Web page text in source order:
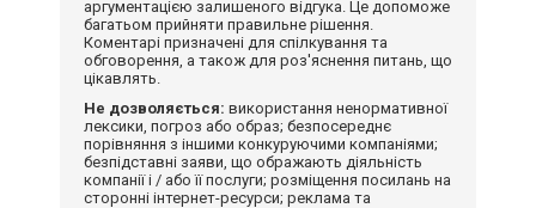
аргументацією залишеного відгука. Це допоможе
багатьом прийняти правильне рішення.
Коментарі призначені для спілкування та
обговорення, а також для роз'яснення питань, що
цікавлять.
Не дозволяється: використання ненормативної
лексики, погроз або образ; безпосереднє
порівняння з іншими конкуруючими компаніями;
безпідставні заяви, що ображають діяльність
компанії і / або її послуги; розміщення посилань на
сторонні інтернет-ресурси; реклама та